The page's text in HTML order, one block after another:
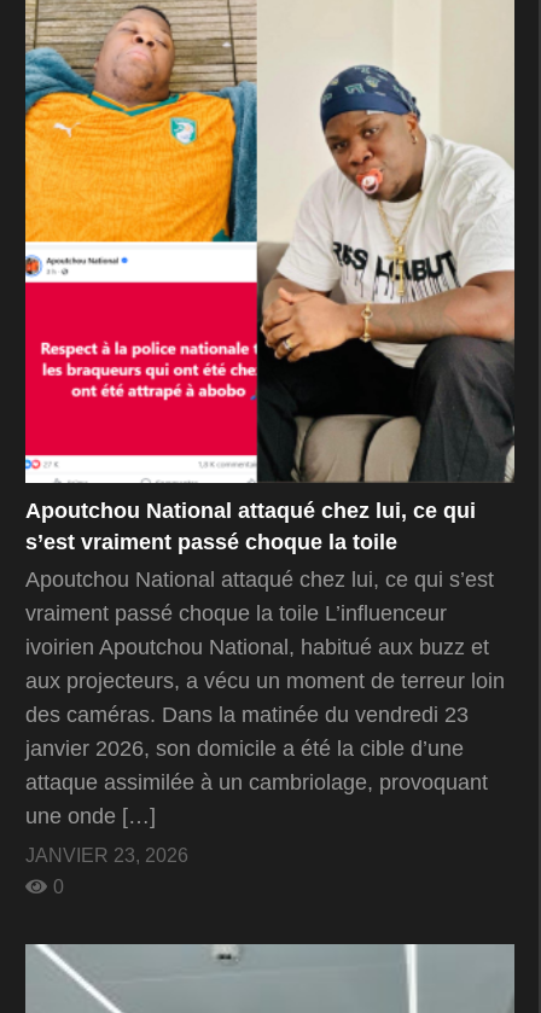
Apoutchou National attaqué chez lui, ce qui
s’est vraiment passé choque la toile
Apoutchou National attaqué chez lui, ce qui s’est
vraiment passé choque la toile L’influenceur
ivoirien Apoutchou National, habitué aux buzz et
aux projecteurs, a vécu un moment de terreur loin
des caméras. Dans la matinée du vendredi 23
janvier 2026, son domicile a été la cible d’une
attaque assimilée à un cambriolage, provoquant
une onde […]
JANVIER 23, 2026
0